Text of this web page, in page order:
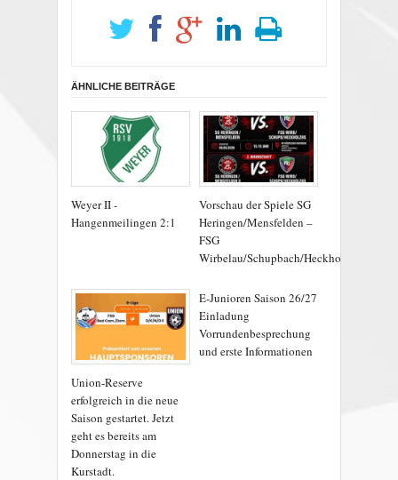
ÄHNLICHE BEITRÄGE
Weyer II -
Hangenmeilingen 2:1
Vorschau der Spiele SG
Heringen/Mensfelden –
FSG
Wirbelau/Schupbach/Heckholzhausen
Union-Reserve
erfolgreich in die neue
Saison gestartet. Jetzt
geht es bereits am
Donnerstag in die
Kurstadt.
E-Junioren Saison 26/27
Einladung
Vorrundenbesprechung
und erste Informationen